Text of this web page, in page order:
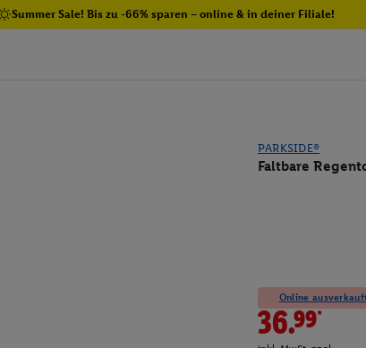
Summer Sale! Bis zu -66% sparen – online & in deiner Filiale!
PARKSIDE®
Faltbare
Online
36.99*